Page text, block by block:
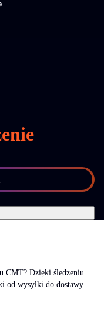
CMT? Dzięki śledzeniu
od wysyłki do dostawy.